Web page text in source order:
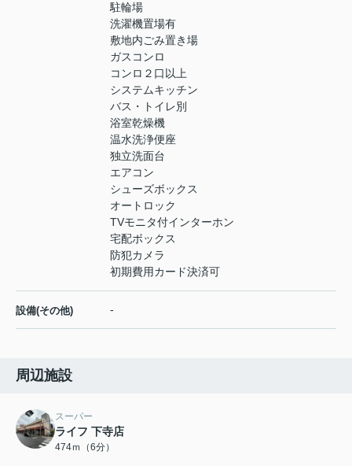
駐輪場
洗濯機置場有
敷地内ごみ置き場
ガスコンロ
コンロ２口以上
システムキッチン
バス・トイレ別
浴室乾燥機
温水洗浄便座
独立洗面台
エアコン
シューズボックス
オートロック
TVモニタ付インターホン
宅配ボックス
防犯カメラ
初期費用カード決済可
設備(その他) -
周辺施設
スーパー
ライフ 下寺店
474ｍ（6分）